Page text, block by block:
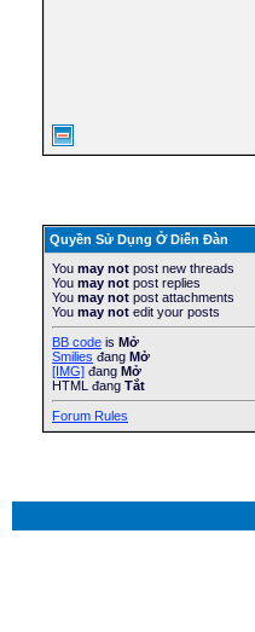
Quyền Sử Dụng Ở Diễn Ðàn
You may not post new threads
You may not post replies
You may not post attachments
You may not edit your posts
BB code is Mở
Smilies đang Mở
[IMG] đang Mở
HTML đang Tắt
Forum Rules